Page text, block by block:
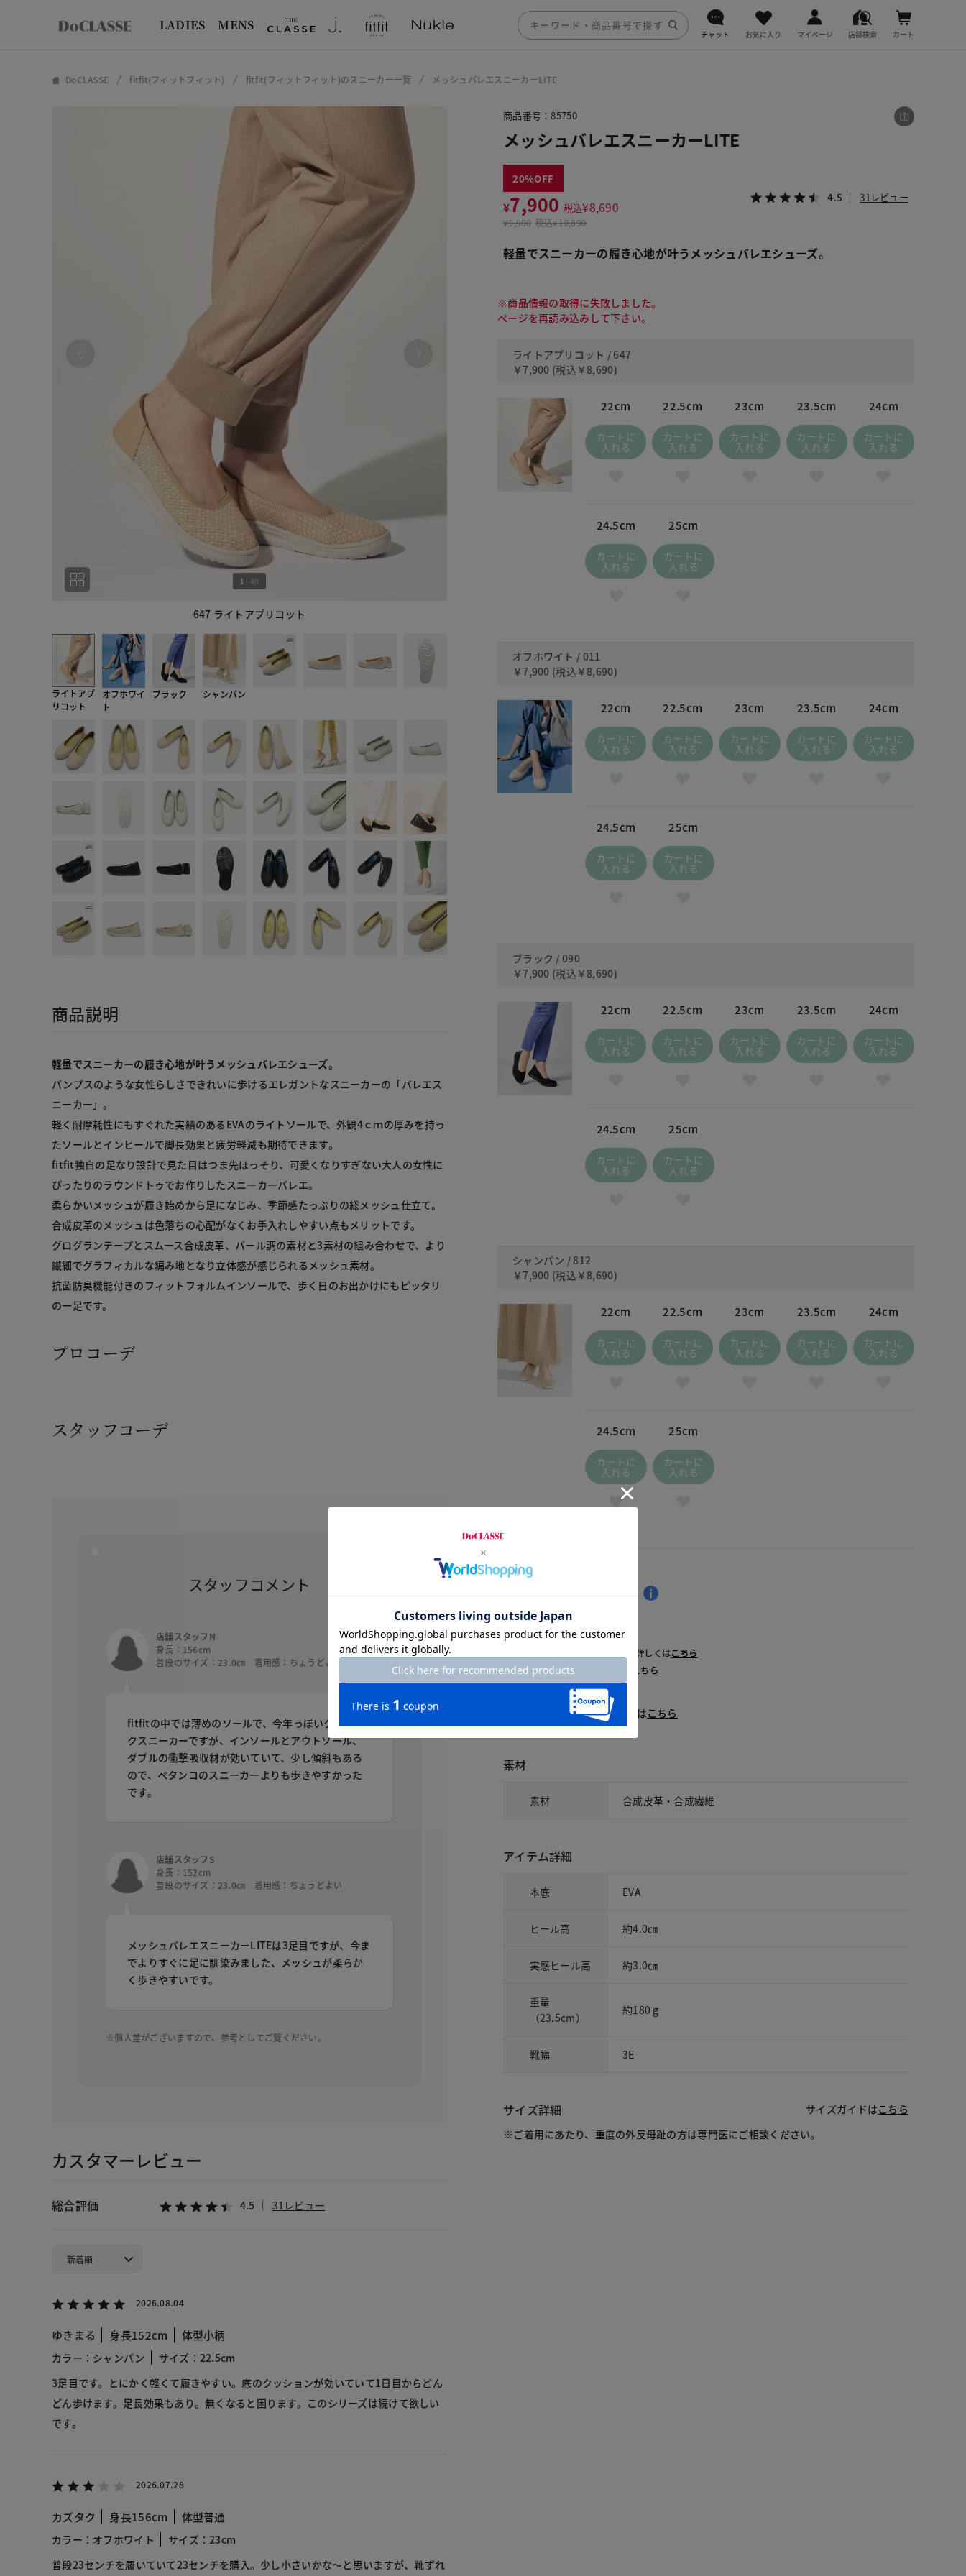
LADIES MENS
チャット お気に入り マイページ 店舗検索 カート
DoCLASSE fitfit(フィットフィット) fitfit(フィットフィット)のスニーカー一覧 メッシュバレエスニーカーLITE
647 ライトアプリコット
1 | 40
ライトアプ
リコット
オフホワイ
ト
ブラック シャンパン
商品説明
軽量でスニーカーの履き心地が叶うメッシュバレエシューズ。
パンプスのような女性らしさできれいに歩けるエレガントなスニーカーの「バレエス
ニーカー」。
軽く耐摩耗性にもすぐれた実績のあるEVAのライトソールで、外観4ｃｍの厚みを持っ
たソールとインヒールで脚長効果と疲労軽減も期待できます。
fitfit独自の足なり設計で見た目はつま先ほっそり、可愛くなりすぎない大人の女性に
ぴったりのラウンドトゥでお作りしたスニーカーバレエ。
柔らかいメッシュが履き始めから足になじみ、季節感たっぷりの総メッシュ仕立て。
合成皮革のメッシュは色落ちの心配がなくお手入れしやすい点もメリットです。
グログランテープとスムース合成皮革、パール調の素材と3素材の組み合わせで、より
繊細でグラフィカルな編み地となり立体感が感じられるメッシュ素材。
抗菌防臭機能付きのフィットフォルムインソールで、歩く日のお出かけにもピッタリ
の一足です。
プロコーデ
スタッフコーデ
スタッフコメント
店舗スタッフN
身長：156cm
普段のサイズ：23.0㎝ 着用感：ちょうどよい
fitfitの中では薄めのソールで、今年っぽいクラシッ
クスニーカーですが、インソールとアウトソール、
ダブルの衝撃吸収材が効いていて、少し傾斜もある
ので、ペタンコのスニーカーよりも歩きやすかった
です。
店舗スタッフS
身長：152cm
普段のサイズ：23.0㎝ 着用感：ちょうどよい
メッシュバレエスニーカーLITEは3足目ですが、今ま
でよりすぐに足に馴染みました、メッシュが柔らか
く歩きやすいです。
※個人差がございますので、参考としてご覧ください。
カスタマーレビュー
総合評価 4.5 31レビュー
2026.08.04
ゆきまる 身長152cm 体型小柄
カラー：シャンパン
サイズ：22.5cm
3足目です。とにかく軽くて履きやすい。底のクッションが効いていて1日目からどん
どん歩けます。足長効果もあり。無くなると困ります。このシリーズは続けて欲しい
です。
2026.07.28
カズタク 身長156cm 体型普通
カラー：オフホワイト
サイズ：23cm
普段23センチを履いていて23センチを購入。少し小さいかな〜と思いますが、靴ずれ
商品番号：85750
メッシュバレエスニーカーLITE
20
¥7,900 税込¥8,690
¥9,900 税込¥10,890
4.5 31レビュー
軽量でスニーカーの履き心地が叶うメッシュバレエシューズ。
※商品情報の取得に失敗しました。
ページを再読み込みして下さい。
ライトアプリコット / 647
￥7,900 (税込 ￥8,690)
22cm
カートに
入れる
22.5cm
カートに
入れる
23cm
カートに
入れる
23.5cm
カートに
入れる
24cm
カートに
入れる
24.5cm
カートに
入れる
25cm
カートに
入れる
オフホワイト / 011
￥7,900 (税込 ￥8,690)
22cm
カートに
入れる
22.5cm
カートに
入れる
23cm
カートに
入れる
23.5cm
カートに
入れる
24cm
カートに
入れる
24.5cm
カートに
入れる
25cm
カートに
入れる
ブラック / 090
￥7,900 (税込 ￥8,690)
22cm
カートに
入れる
22.5cm
カートに
入れる
23cm
カートに
入れる
23.5cm
カートに
入れる
24cm
カートに
入れる
24.5cm
カートに
入れる
25cm
カートに
入れる
シャンパン / 812
￥7,900 (税込 ￥8,690)
22cm
カートに
入れる
22.5cm
カートに
入れる
23cm
カートに
入れる
23.5cm
カートに
入れる
24cm
カートに
入れる
24.5cm
カートに
入れる
25cm
カートに
入れる
交換・返品はお気軽に！
△：残りわずか
～頃お届け：入荷次第、お届け。
再入荷予約：メールでお知らせ。詳しくはこちら
1週間前後でお届け： 詳しくは
こちら
商品についてのお問い合わせはこちら
素材
素材 合成皮革・合成繊維
アイテム詳細
本底 EVA
ヒール高 約4.0㎝
実感ヒール高 約3.0㎝
重量
（23.5cm）
約180ｇ
靴幅 3E
サイズ詳細 サイズガイドはこちら
※ご着用にあたり、重度の外反母趾の方は専門医にご相談ください。